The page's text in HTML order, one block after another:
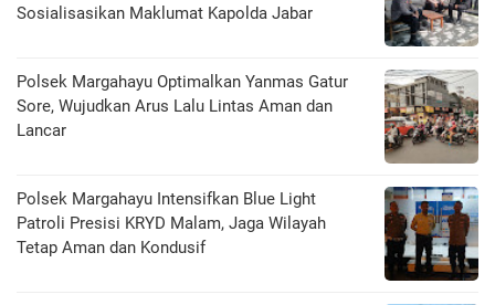
Sosialisasikan Maklumat Kapolda Jabar
Polsek Margahayu Optimalkan Yanmas Gatur
Sore, Wujudkan Arus Lalu Lintas Aman dan
Lancar
Polsek Margahayu Intensifkan Blue Light
Patroli Presisi KRYD Malam, Jaga Wilayah
Tetap Aman dan Kondusif